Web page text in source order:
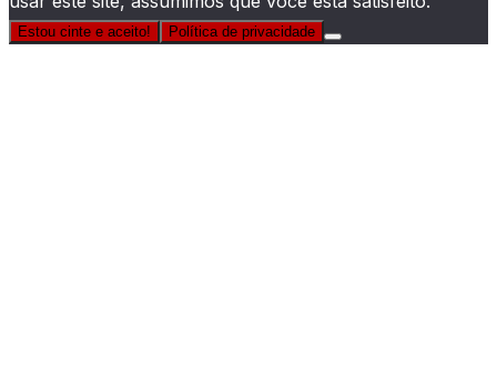
Estou cinte e aceito! Política de privacidade